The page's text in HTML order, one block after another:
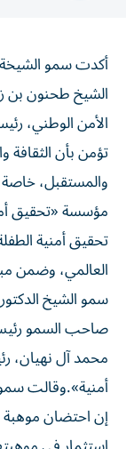
أكدت سمو
الشيخ طحنون بن
الأمن الوطني،
تؤمن بأن
والمستقبل،
مؤسسة «تحقيق
العالمي، وضمن
سمو الشيخ
صاحب السمو
محمد آل نهيان،
أمنية».وقالت
إن احتضان